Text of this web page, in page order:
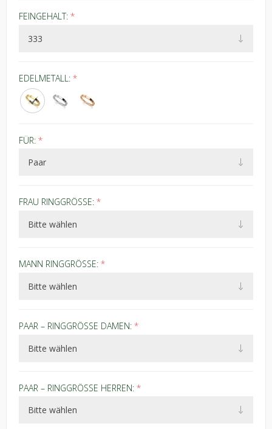
FEINGEHALT: *
EDELMETALL: *
FÜR: *
FRAU RINGGRÖSSE: *
MANN RINGGRÖSSE: *
PAAR – RINGGRÖSSE DAMEN: *
PAAR – RINGGRÖSSE HERREN: *